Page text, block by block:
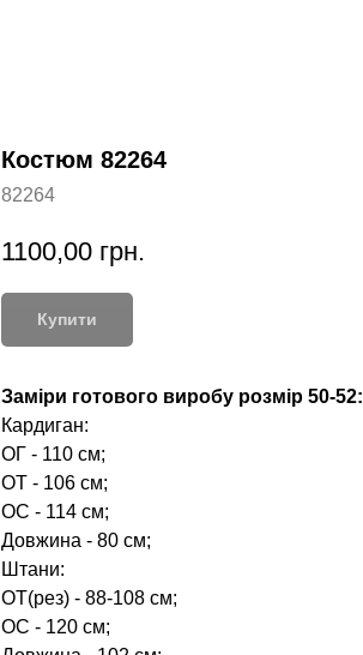
Костюм 82264
82264
1100,00 грн.
Купити
Заміри готового виробу розмір 50-52:
Кардиган:
ОГ - 110 см;
ОТ - 106 см;
ОС - 114 см;
Довжина - 80 см;
Штани:
ОТ(рез) - 88-108 см;
ОС - 120 см;